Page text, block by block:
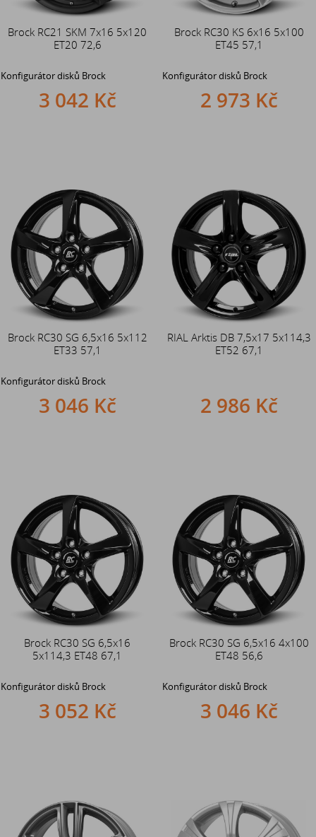
Brock RC21 SKM 7x16 5x120
ET20 72,6
Konfigurátor disků Brock
3 042 Kč
Brock RC30 KS 6x16 5x100
ET45 57,1
Konfigurátor disků Brock
2 973 Kč
Brock RC30 SG 6,5x16 5x112
ET33 57,1
Konfigurátor disků Brock
3 046 Kč
RIAL Arktis DB 7,5x17 5x114,3
ET52 67,1
2 986 Kč
Brock RC30 SG 6,5x16
5x114,3 ET48 67,1
Konfigurátor disků Brock
3 052 Kč
Brock RC30 SG 6,5x16 4x100
ET48 56,6
Konfigurátor disků Brock
3 046 Kč